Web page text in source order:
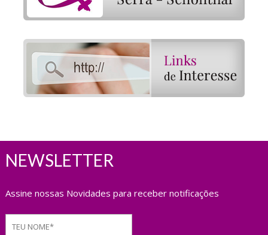
NEWSLETTER
Assine nossas Novidades para receber notificações